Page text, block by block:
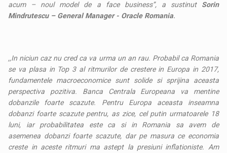
acum – noul model de a face business’’, a sustinut Sorin
Mindrutescu – General Manager - Oracle Romania.
,,In niciun caz nu cred ca va urma un an rau. Probabil ca Romania
se va plasa in Top 3 al ritmurilor de crestere in Europa in 2017,
fundamentele macroeconomice sunt solide si sprijina aceasta
perspectiva pozitiva. Banca Centrala Europeana va mentine
dobanzile foarte scazute. Pentru Europa aceasta inseamna
dobanzi foarte scazute pentru, as zice, cel putin urmatoarele 18
luni, iar probabilitatea este ca si in Romania sa avem de
asemenea dobanzi foarte scazute, dar pe masura ce economia
creste in aceste ritmuri ma astept la presiuni inflationiste. Am